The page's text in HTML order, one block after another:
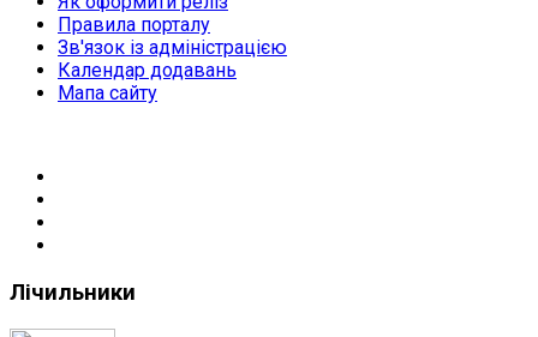
Правила порталу
Зв'язок із адміністрацією
Календар додавань
Мапа сайту
Лічильники